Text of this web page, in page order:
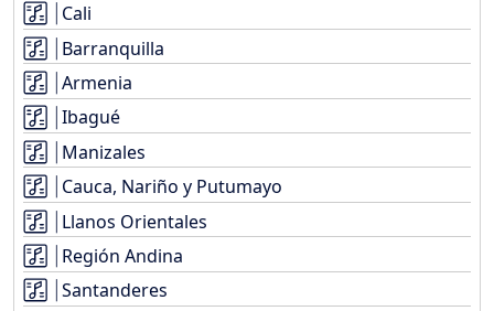
Cali
Barranquilla
Armenia
Ibagué
Manizales
Cauca, Nariño y Putumayo
Llanos Orientales
Región Andina
Santanderes